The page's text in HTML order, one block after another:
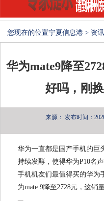
您现在的位置宁夏信息港 > 资讯
华为mate9降至
好吗，刚
来源： 发布时间：
华为一直都是国产手机的巨
持续发酵，使得华为P10名
手机机友们最值得买的华为
为mate 9降至2728元，这销